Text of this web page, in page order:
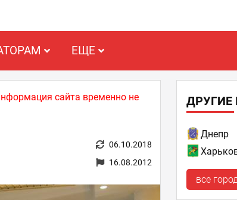
ЕЩЕ
сайта временно не
06.10.2018
16.08.2012
ДРУГИЕ
Днепр
все